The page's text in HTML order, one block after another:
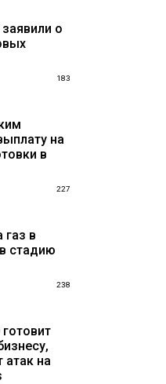
о
183
на
в
227
в
стадию
238
на